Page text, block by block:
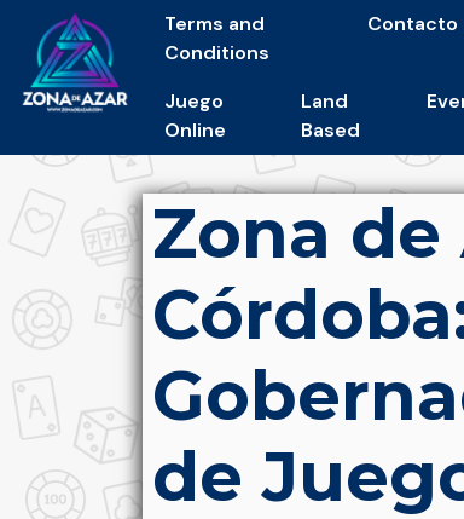
Terms and
Conditions
Contacto
Juego
Online
Land
Based
Zona
de